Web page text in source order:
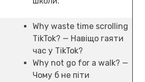
Why waste time scrolling
TikTok? — Навіщо гаяти
час у TikTok?
Why not go for a walk? —
Чому б не піти